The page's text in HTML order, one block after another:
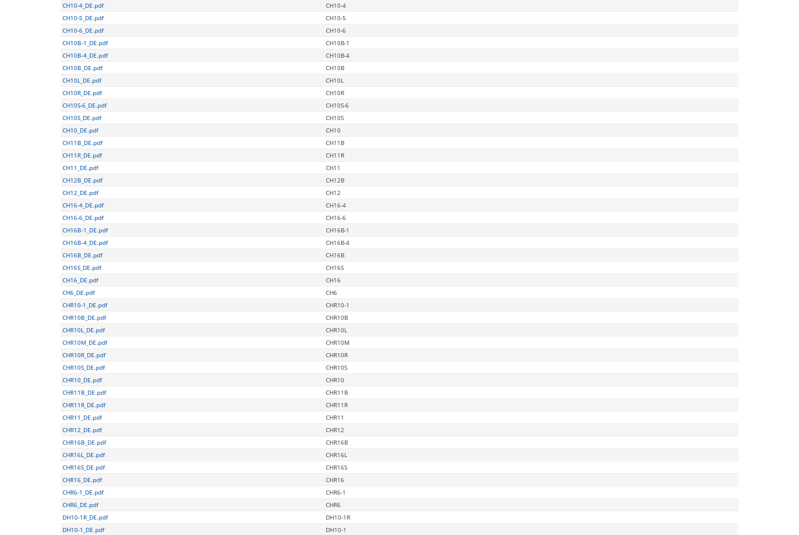
CH10-4_DE.pdf
CH10-4
CH10-5_DE.pdf
CH10-5
CH10-6_DE.pdf
CH10-6
CH10B-1_DE.pdf
CH10B-1
CH10B-4_DE.pdf
CH10B-4
CH10B_DE.pdf
CH10B
CH10L_DE.pdf
CH10L
CH10R_DE.pdf
CH10R
CH10S-6_DE.pdf
CH10S-6
CH10S_DE.pdf
CH10S
CH10_DE.pdf
CH10
CH11B_DE.pdf
CH11B
CH11R_DE.pdf
CH11R
CH11_DE.pdf
CH11
CH12B_DE.pdf
CH12B
CH12_DE.pdf
CH12
CH16-4_DE.pdf
CH16-4
CH16-6_DE.pdf
CH16-6
CH16B-1_DE.pdf
CH16B-1
CH16B-4_DE.pdf
CH16B-4
CH16B_DE.pdf
CH16B
CH16S_DE.pdf
CH16S
CH16_DE.pdf
CH16
CH6_DE.pdf
CH6
CHR10-1_DE.pdf
CHR10-1
CHR10B_DE.pdf
CHR10B
CHR10L_DE.pdf
CHR10L
CHR10M_DE.pdf
CHR10M
CHR10R_DE.pdf
CHR10R
CHR10S_DE.pdf
CHR10S
CHR10_DE.pdf
CHR10
CHR11B_DE.pdf
CHR11B
CHR11R_DE.pdf
CHR11R
CHR11_DE.pdf
CHR11
CHR12_DE.pdf
CHR12
CHR16B_DE.pdf
CHR16B
CHR16L_DE.pdf
CHR16L
CHR16S_DE.pdf
CHR16S
CHR16_DE.pdf
CHR16
CHR6-1_DE.pdf
CHR6-1
CHR6_DE.pdf
CHR6
DH10-1R_DE.pdf
DH10-1R
DH10-1_DE.pdf
DH10-1